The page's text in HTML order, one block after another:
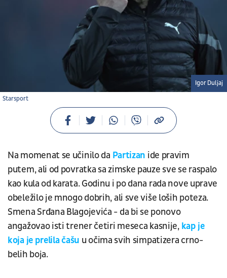
Starsport
Igor Duljaj
Na momenat se učinilo da Partizan ide pravim
putem, ali od povratka sa zimske pauze sve se raspalo
kao kula od karata. Godinu i po dana rada nove uprave
obeležilo je mnogo dobrih, ali sve više loših poteza.
Smena Srđana Blagojevića - da bi se ponovo
angažovao isti trener četiri meseca kasnije, kap je
koja je prelila čašu u očima svih simpatizera crno-
belih boja.